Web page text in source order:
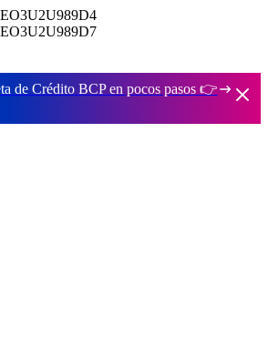
de Crédito BCP en pocos pasos 👉